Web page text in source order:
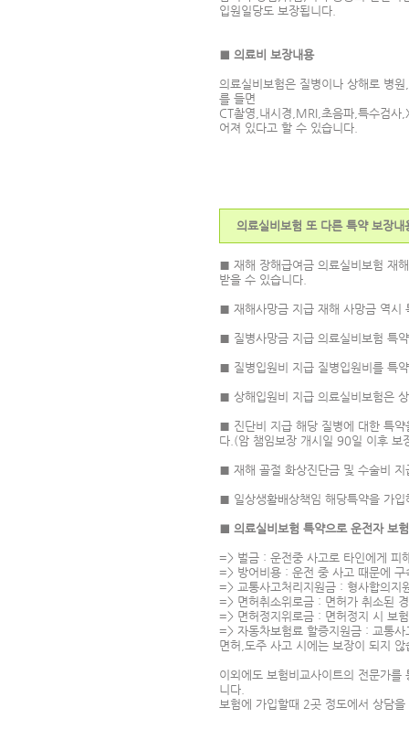
입원일당도 보장됩니다.
■ 의료비 보장내용
의료실비보험은 질병이나 상해로 병
를 들면
CT촬영,내시경,MRI,초음파,특수검사
어져 있다고 할 수 있습니다.
의료실비보험 또 다른 특약 보장내
■ 재해 장해급여금 의료실비보험 재
받을 수 있습니다.
■ 재해사망금 지급 재해 사망금 역시
■ 질병사망금 지급 의료실비보험 특
■ 질병입원비 지급 질병입원비를 특
■ 상해입원비 지급 의료실비보험은
■ 진단비 지급 해당 질병에 대한 특약
다.(암 챔임보장 개시일 90일 이후 보
■ 재해 골절 화상진단금 및 수술비 지
■ 일상생활배상책임 해당특약을 가
■ 의료실비보험 특약으로 운전자 보
=> 벌금 : 운전중 사고로 타인에게 피
=> 방어비용 : 운전 중 사고 때문에
=> 교통사고처리지원금 : 형사합의지
=> 면허취소위로금 : 면허가 취소된
=> 면허정지위로금 : 면허정지 시 보
=> 자동차보험료 할증지원금 : 교통
면허,도주 사고 시에는 보장이 되지 않
이외에도 보험비교사이트의 전문가
니다.
보험에 가입할때 2곳 정도에서 상담